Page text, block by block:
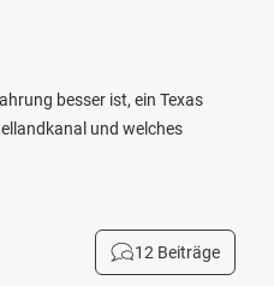
besser ist, ein Texas
und welches
12 Beiträge